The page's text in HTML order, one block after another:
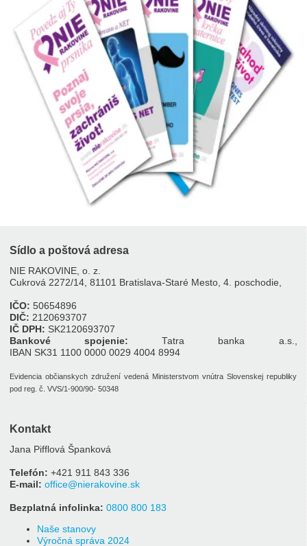
Sídlo a poštová adresa
NIE RAKOVINE, o. z.
Cukrová 2272/14, 81101 Bratislava-Staré Mesto, 4. poschodie,
IČO: 50654896
DIČ: 2120693707
IČ DPH: SK2120693707
Bankové spojenie: Tatra banka a.s.,
IBAN SK31 1100 0000 0029 4004 8994
Evidencia občianskych združení vedená Ministerstvom vnútra Slovenskej republiky
pod reg. č. VVS/1-900/90- 50348
Kontakt
Jana Pifflová Španková
Telefón: +421 911 843 336
E-mail: office@nierakovine.sk
Bezplatná infolinka: 0800 800 183
Naše stanovy
Výročná správa 2024